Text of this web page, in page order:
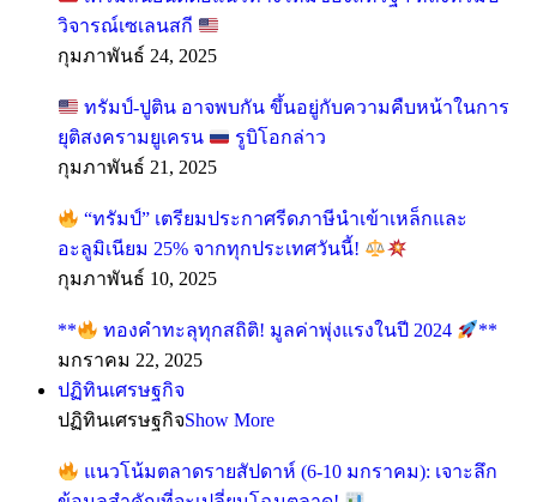
วิจารณ์เซเลนสกี
กุมภาพันธ์ 24, 2025
ทรัมป์-ปูติน อาจพบกัน ขึ้นอยู่กับความคืบหน้าในการ
ยุติสงครามยูเครน
รูบิโอกล่าว
กุมภาพันธ์ 21, 2025
“ทรัมป์” เตรียมประกาศรีดภาษีนำเข้าเหล็กและ
อะลูมิเนียม 25% จากทุกประเทศวันนี้!
กุมภาพันธ์ 10, 2025
** ทองคำทะลุทุกสถิติ! มูลค่าพุ่งแรงในปี 2024
**
มกราคม 22, 2025
ปฏิทินเศรษฐกิจ
ปฏิทินเศรษฐกิจShow More
แนวโน้มตลาดรายสัปดาห์ (6-10 มกราคม): เจาะลึก